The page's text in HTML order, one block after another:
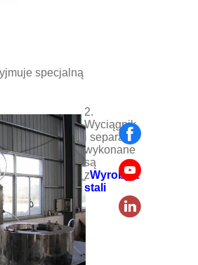
specjalną
2.
Wyciągnik
i separator
wykonane
są
zWyroby z
stali